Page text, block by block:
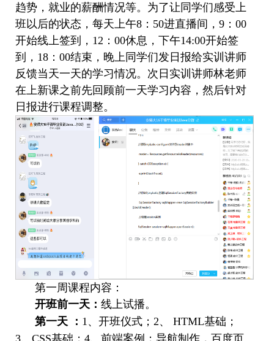
趋势，就业的薪酬情况等。 为了让同学们感受上
班以后的状态，每天上午8 ： 50进直播间， 9 ： 00
开始线上签到， 12 ： 00休息，下午14:00开始签
到， 18 ： 00结束，晚上同学们发日报给实训讲师
反馈当天一天的学习情况。次日实训讲师林老师
在上新课之前先回顾前一天学习内容，然后针对
日报进行课程调整。
第一周课程内容：
开班前一天： 线上试播。
第一天 ： 1、开班仪式； 2、 HTML基础；